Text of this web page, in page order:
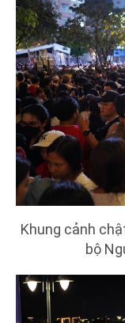
Khung cảnh
bộ